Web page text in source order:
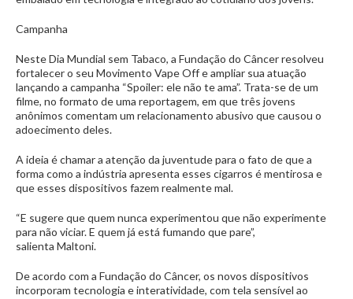
Campanha
Neste Dia Mundial sem Tabaco, a Fundação do Câncer resolveu
fortalecer o seu Movimento Vape Off e ampliar sua atuação
lançando a campanha “Spoiler: ele não te ama”. Trata-se de um
filme, no formato de uma reportagem, em que três jovens
anônimos comentam um relacionamento abusivo que causou o
adoecimento deles.
A ideia é chamar a atenção da juventude para o fato de que a
forma como a indústria apresenta esses cigarros é mentirosa e
que esses dispositivos fazem realmente mal.
“E sugere que quem nunca experimentou que não experimente
para não viciar. E quem já está fumando que pare”,
salienta Maltoni.
De acordo com a Fundação do Câncer, os novos dispositivos
incorporam tecnologia e interatividade, com tela sensível ao